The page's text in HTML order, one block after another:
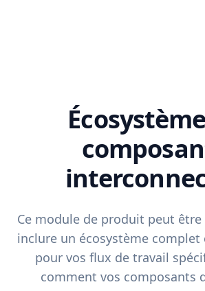
Ce module de produit peut
inclure un écosystème complet
pour vos flux de travail
comment vos composants